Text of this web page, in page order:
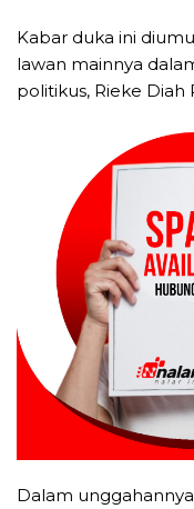
Kabar duka ini
lawan mainnya
politikus, Rieke Diah
Dalam